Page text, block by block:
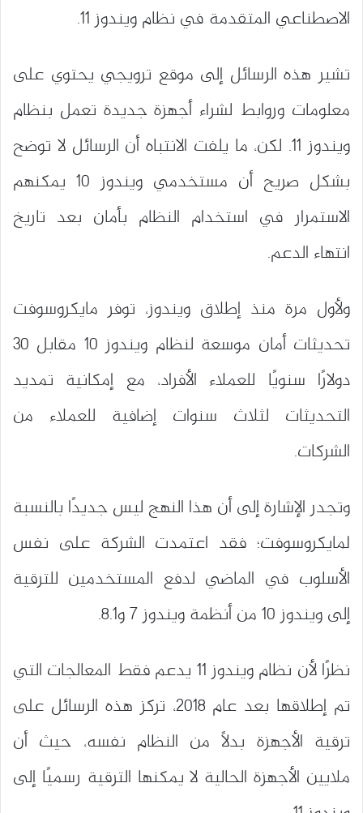
الاصطناعي المتقدمة في نظام ويندوز 11.
تشير هذه الرسائل إلى موقع ترويجي يحتوي على
معلومات وروابط لشراء أجهزة جديدة تعمل بنظام
ويندوز 11. لكن، ما يلفت الانتباه أن الرسائل لا توضح
بشكل صريح أن مستخدمي ويندوز 10 يمكنهم
الاستمرار في استخدام النظام بأمان بعد تاريخ
انتهاء الدعم.
ولأول مرة منذ إطلاق ويندوز، توفر مايكروسوفت
تحديثات أمان موسعة لنظام ويندوز 10 مقابل 30
دولارًا سنويًا للعملاء الأفراد، مع إمكانية تمديد
التحديثات لثلاث سنوات إضافية للعملاء من
الشركات.
وتجدر الإشارة إلى أن هذا النهج ليس جديدًا بالنسبة
لمايكروسوفت؛ فقد اعتمدت الشركة على نفس
الأسلوب في الماضي لدفع المستخدمين للترقية
إلى ويندوز 10 من أنظمة ويندوز 7 و8.1.
نظرًا لأن نظام ويندوز 11 يدعم فقط المعالجات التي
تم إطلاقها بعد عام 2018، تركز هذه الرسائل على
ترقية الأجهزة بدلاً من النظام نفسه، حيث أن
ملايين الأجهزة الحالية لا يمكنها الترقية رسميًا إلى